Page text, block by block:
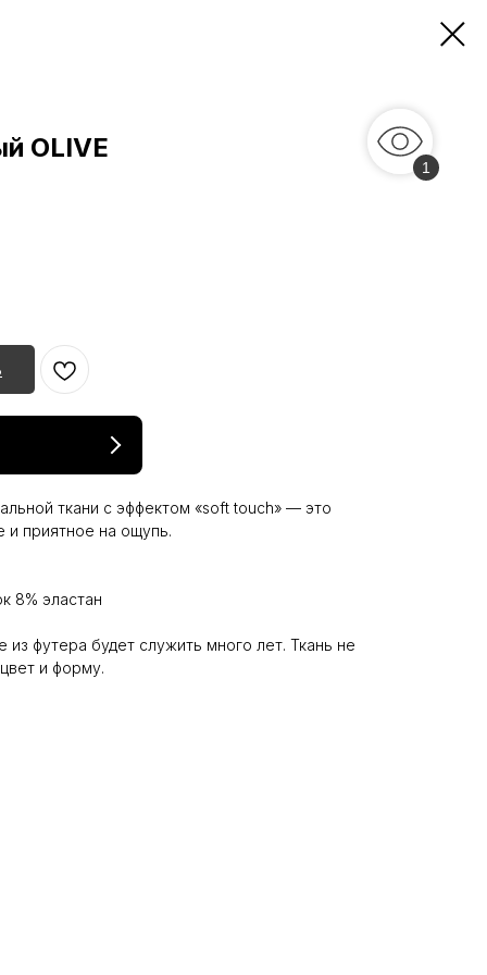
OLIVE
ткани с эффектом «soft touch» — это
приятное на ощупь.
8% эластан
футера будет служить много лет. Ткань не
и форму.
1